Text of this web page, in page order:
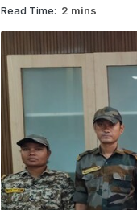
Read Time: 2 mins